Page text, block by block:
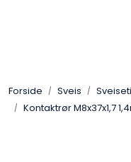
Forside Sveis
Kontaktrør M8x37x1,7
Pakning